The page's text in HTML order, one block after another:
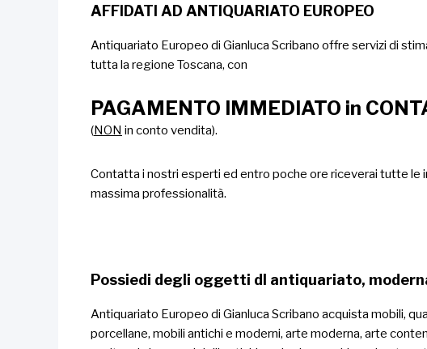
AFFIDATI AD ANTIQUARIATO EUROPEO
Antiquariato Europeo di Gianluca Scribano offre servizi di
tutta la regione Toscana, con
PAGAMENTO IMMEDIATO in
(NON in conto vendita).
Contatta i nostri esperti ed entro poche ore riceverai tutte le
massima professionalità.
Possiedi degli oggetti dI antiquariato,
Antiquariato Europeo di Gianluca Scribano acquista mobili,
porcellane, mobili antichi e moderni, arte moderna, arte